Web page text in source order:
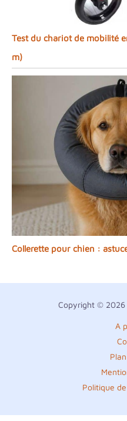
Test du chariot de mobilité
m)
Collerette pour chien :
Copyright © 2026
A
Politique